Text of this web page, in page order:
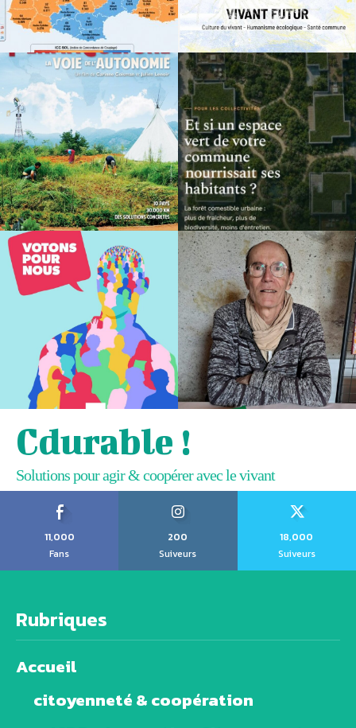
Cdurable !
Solutions pour agir & coopérer avec le vivant
11,000
Fans
200
Suiveurs
18,000
Suiveurs
Rubriques
Accueil
citoyenneté & coopération